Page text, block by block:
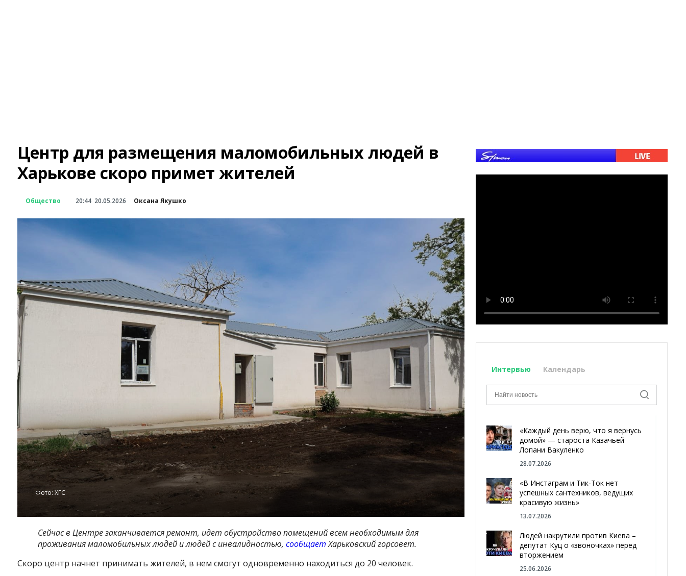
Центр для размещения маломобильных людей в
Харькове скоро примет жителей
Общество 20:44 20.05.2026 Оксана Якушко
Фото: ХГС
Сейчас в Центре заканчивается ремонт, идет обустройство помещений всем необходимым для
проживания маломобильных людей и людей с инвалидностью, сообщаетХарьковский горсовет.
Скоро центр начнет принимать жителей, в нем смогут одновременно находиться до 20 человек.
Интервью Календарь
«Каждый день верю, что я вернусь
домой» — староста Казачьей
Лопани Вакуленко
28.07.2026
«В Инстаграм и Тик-Ток нет
успешных сантехников, ведущих
красивую жизнь»
13.07.2026
Людей накрутили против Киева –
депутат Куц о «звоночках» перед
вторжением
25.06.2026